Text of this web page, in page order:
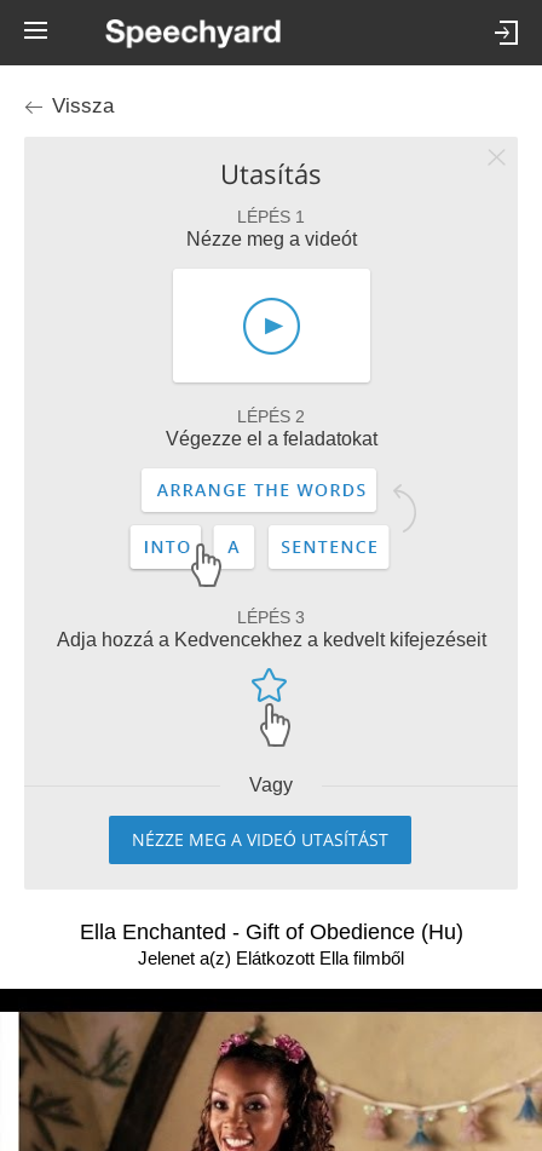
Vissza
Utasítás
LÉPÉS 1
Nézze meg a videót
LÉPÉS 2
Végezze el a feladatokat
LÉPÉS 3
Adja hozzá a Kedvencekhez a kedvelt kifejezéseit
Vagy
NÉZZE MEG A VIDEÓ UTASÍTÁST
Ella Enchanted - Gift of Obedience (Hu)
Jelenet a(z) Elátkozott Ella filmből